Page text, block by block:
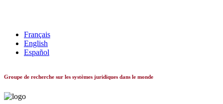
Français
English
Español
Groupe de recherche sur les systèmes juridiques dans le monde